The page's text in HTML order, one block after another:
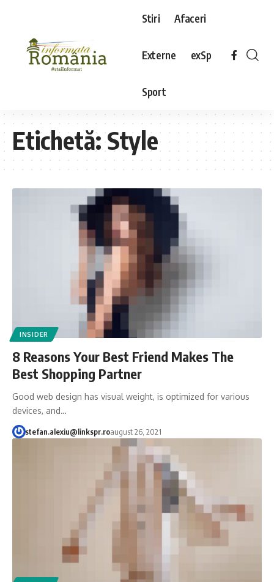
Stiri Afaceri
Externe exSp
Sport
Etichetă:Style
INSIDER
8 Reasons Your Best Friend Makes The
Best Shopping Partner
Good web design has visual weight, is optimized for various
devices, and…
stefan.alexiu@linkspr.roaugust 26, 2021